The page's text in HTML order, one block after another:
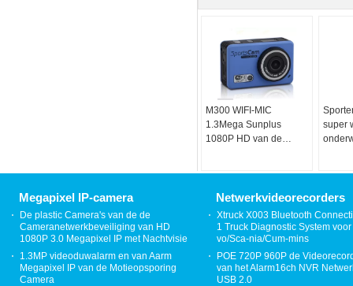
M300 WIFI-MIC
1.3Mega Sunplus
1080P HD van de
super
Megapixel IP-camera
De plastic Camera's van de de
Cameranetwerkbeveiliging van HD
1080P 3.0 Megapixel IP met Nachtvisie
1.3MP videoduwalarm en van Aarm
Megapixel IP van de Motieopsporing
Camera
Netwerkvideorecorders
Xtruck X003 Bluetooth
1 Truck Diagnostic System voor
vo/Sca-nia/Cum-mins
POE 720P 960P de
van het Alarm16ch NVR
USB 2.0